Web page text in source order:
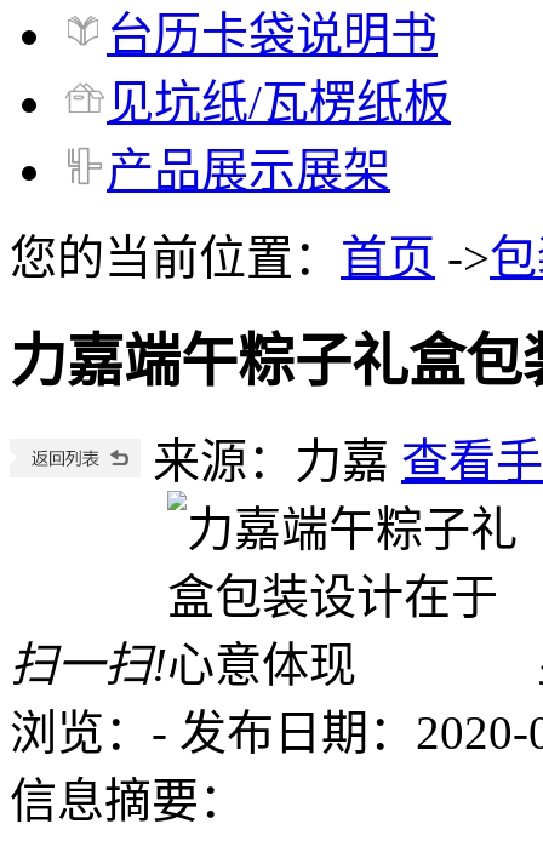
台历卡袋说明书
见坑纸/瓦楞纸板
产品展示展架
您的当前位置： 首页 ->
力嘉端午粽子礼盒
来源：力嘉 查看
扫一扫!
浏览： - 发布日期：2020-
信息摘要：